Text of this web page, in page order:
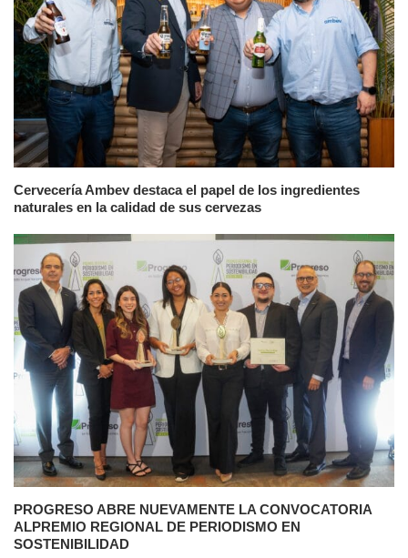
Cervecería Ambev destaca el papel de los ingredientes
naturales en la calidad de sus cervezas
PROGRESO ABRE NUEVAMENTE LA CONVOCATORIA
ALPREMIO REGIONAL DE PERIODISMO EN
SOSTENIBILIDAD